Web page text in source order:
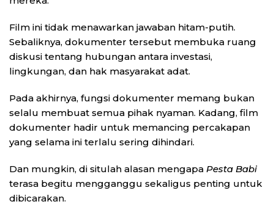
Film ini tidak menawarkan jawaban hitam-putih.
Sebaliknya, dokumenter tersebut membuka ruang
diskusi tentang hubungan antara investasi,
lingkungan, dan hak masyarakat adat.
Pada akhirnya, fungsi dokumenter memang bukan
selalu membuat semua pihak nyaman. Kadang, film
dokumenter hadir untuk memancing percakapan
yang selama ini terlalu sering dihindari.
Dan mungkin, di situlah alasan mengapa Pesta Babi
terasa begitu mengganggu sekaligus penting untuk
dibicarakan.